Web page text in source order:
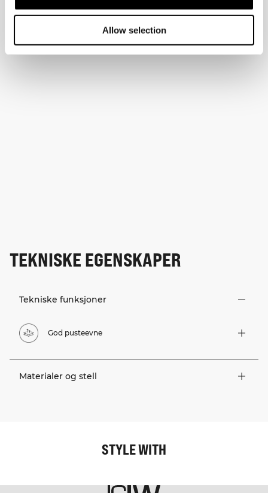
Allow selection
TEKNISKE EGENSKAPER
Tekniske funksjoner
God pusteevne
Materialer og stell
STYLE WITH